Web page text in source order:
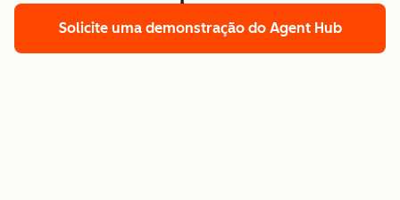
Solicite uma demonstração do Agent Hub